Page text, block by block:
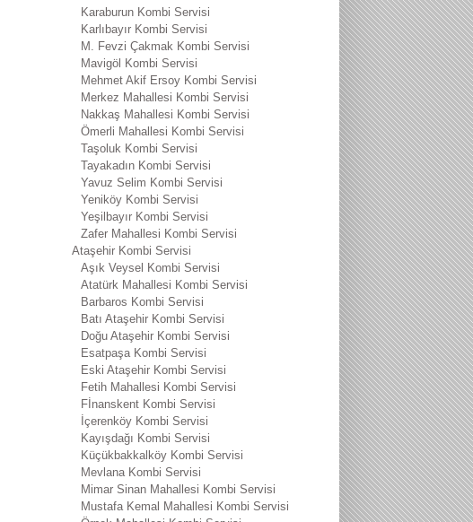
Karaburun Kombi Servisi
Karlıbayır Kombi Servisi
M. Fevzi Çakmak Kombi Servisi
Mavigöl Kombi Servisi
Mehmet Akif Ersoy Kombi Servisi
Merkez Mahallesi Kombi Servisi
Nakkaş Mahallesi Kombi Servisi
Ömerli Mahallesi Kombi Servisi
Taşoluk Kombi Servisi
Tayakadın Kombi Servisi
Yavuz Selim Kombi Servisi
Yeniköy Kombi Servisi
Yeşilbayır Kombi Servisi
Zafer Mahallesi Kombi Servisi
Ataşehir Kombi Servisi
Aşık Veysel Kombi Servisi
Atatürk Mahallesi Kombi Servisi
Barbaros Kombi Servisi
Batı Ataşehir Kombi Servisi
Doğu Ataşehir Kombi Servisi
Esatpaşa Kombi Servisi
Eski Ataşehir Kombi Servisi
Fetih Mahallesi Kombi Servisi
Fİnanskent Kombi Servisi
İçerenköy Kombi Servisi
Kayışdağı Kombi Servisi
Küçükbakkalköy Kombi Servisi
Mevlana Kombi Servisi
Mimar Sinan Mahallesi Kombi Servisi
Mustafa Kemal Mahallesi Kombi Servisi